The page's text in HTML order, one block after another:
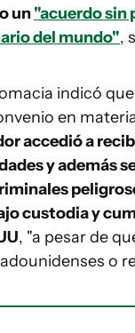
un"acuerdo sin
del mundo",
indicó
en
accedió a
y además
custodia y
, "a pesar de
o